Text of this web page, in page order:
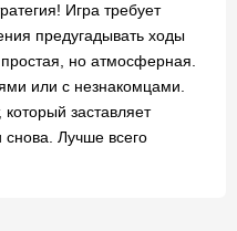
Игра требует
предугадывать ходы
но атмосферная.
или с незнакомцами.
заставляет
снова. Лучше всего